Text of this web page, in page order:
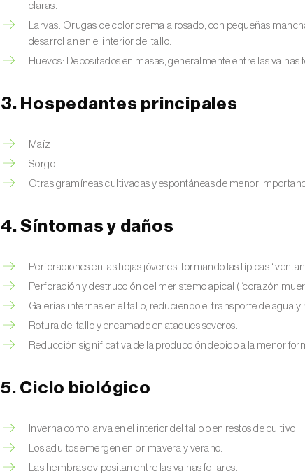
claras.
Larvas: Orugas de color crema a rosado, con pequeñas
desarrollan en el interior del tallo.
Huevos: Depositados en masas, generalmente entre las vainas
3. Hospedantes principales
Maíz.
Sorgo.
Otras gramíneas cultivadas y espontáneas de menor
4. Síntomas y daños
Perforaciones en las hojas jóvenes, formando las típicas
Perforación y destrucción del meristemo apical (“corazón
Galerías internas en el tallo, reduciendo el transporte de agua y
Rotura del tallo y encamado en ataques severos.
Reducción significativa de la producción debido a la menor
5. Ciclo biológico
Inverna como larva en el interior del tallo o en restos de cultivo.
Los adultos emergen en primavera y verano.
Las hembras ovipositan entre las vainas foliares.